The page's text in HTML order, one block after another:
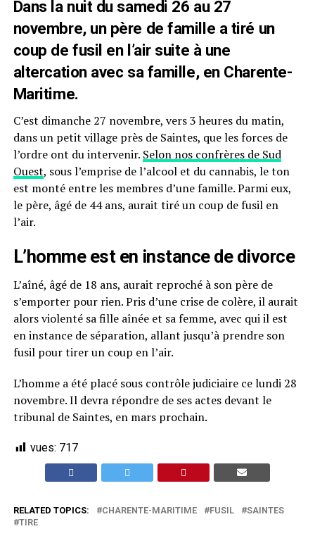
Dans la nuit du samedi 26 au 27
novembre, un père de famille a tiré un
coup de fusil en l’air suite à une
altercation avec sa famille, en Charente-
Maritime.
C’est dimanche 27 novembre, vers 3 heures du matin,
dans un petit village près de Saintes, que les forces de
l’ordre ont du intervenir. Selon nos confrères de Sud
Ouest, sous l’emprise de l’alcool et du cannabis, le ton
est monté entre les membres d’une famille. Parmi eux,
le père, âgé de 44 ans, aurait tiré un coup de fusil en
l’air.
L’homme est en instance de divorce
L’aîné, âgé de 18 ans, aurait reproché à son père de
s’emporter pour rien. Pris d’une crise de colère, il aurait
alors violenté sa fille aînée et sa femme, avec qui il est
en instance de séparation, allant jusqu’à prendre son
fusil pour tirer un coup en l’air.
L’homme a été placé sous contrôle judiciaire ce lundi 28
novembre. Il devra répondre de ses actes devant le
tribunal de Saintes, en mars prochain.
vues: 717
RELATED TOPICS: CHARENTE-MARITIME FUSIL
SAINTES
TIRE